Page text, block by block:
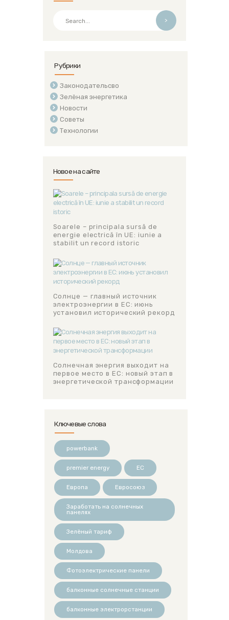
>
Рубрики
Законодательсво
Зелёная энергетика
Новости
Советы
Технологии
Новое на сайте
Soarele – principala sursă de
energie electrică în UE: iunie a
stabilit un record istoric
Солнце — главный источник
электроэнергии в ЕС: июнь
установил исторический рекорд
Солнечная энергия выходит на
первое место в ЕС: новый этап в
энергетической трансформации
Ключевые слова
powerbank
premier energy ЕС
Европа Евросоюз
Заработать на солнечных
панелях
Зелёный тариф
Молдова
Фотоэлектрические панели
балконные солнечные станции
балконные электрорстанции